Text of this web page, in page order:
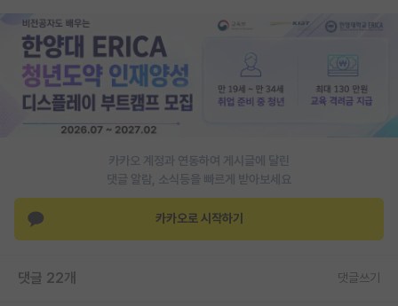
반도체/AI 게시판
장학금/장학생 게시판
학술 정보 게시판
유학교육
반도체 아카데미
카카오 계정과 연동하여 게시글에 달린
댓글 알람, 소식등을 빠르게 받아보세요
카카오로 시작하기
댓글 22개 댓글쓰기